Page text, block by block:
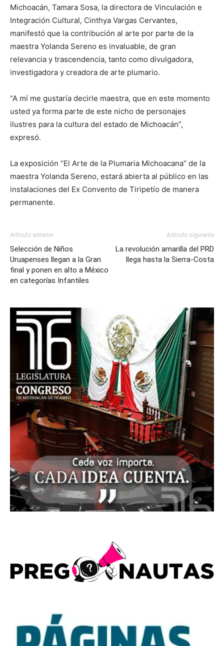
Michoacán, Tamara Sosa, la directora de Vinculación e
Integración Cultural, Cinthya Vargas Cervantes,
manifestó que la contribución al arte por parte de la
maestra Yolanda Sereno es invaluable, de gran
relevancia y trascendencia, tanto como divulgadora,
investigadora y creadora de arte plumario.
“A mí me gustaría decirle maestra, que en este momento
usted ya forma parte de este nicho de personajes
ilustres para la cultura del estado de Michoacán”,
expresó.
La exposición “El Arte de la Plumaria Michoacana” de la
maestra Yolanda Sereno, estará abierta al público en las
instalaciones del Ex Convento de Tiripetío de manera
permanente.
Artículo anterior
Selección de Niños
Uruapenses llegan a la Gran
final y ponen en alto a México
en categorías Infantiles
Artículo siguiente
La revolución amarilla del PRD
llega hasta la Sierra-Costa